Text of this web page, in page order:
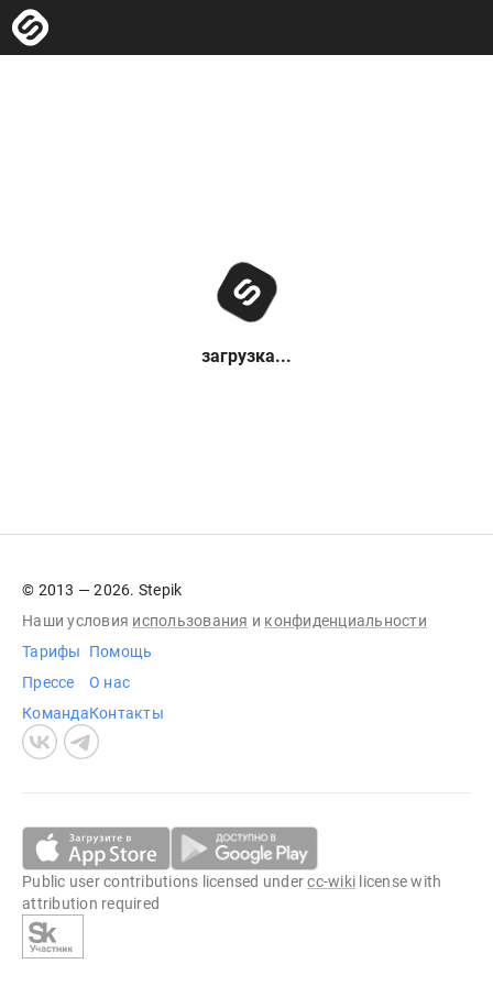
загрузка...
© 2013 — 2026. Stepik
Наши условия использования и конфиденциальности
Тарифы
Прессе
Команда
Помощь
О нас
Контакты
Public user contributions licensed undercc-wiki license with
attribution required